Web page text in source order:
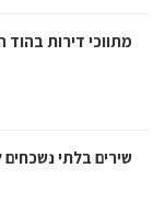
מתווכי דירות בהוד
שירים בלתי